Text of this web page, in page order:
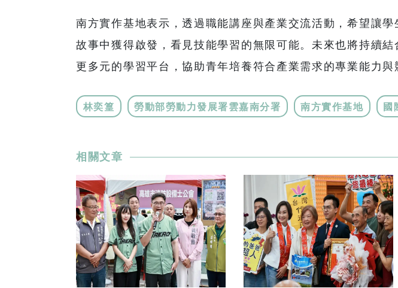
南方實作基地表示，透過職能講座與產業交流活動，希望讓
故事中獲得啟發，看見技能學習的無限可能。未來也將持續
更多元的學習平台，協助青年培養符合產業需求的專業能力與
林奕篁 勞動部勞動力發展署雲嘉南分署 南方實作基地 國
相關文章